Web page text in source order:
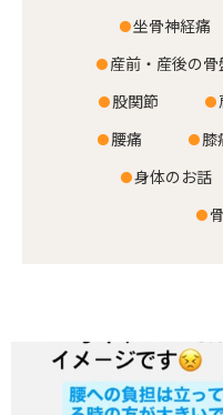
お
坐骨神経痛
産前・産後の骨
股関節
腰痛
膝
身体のお話